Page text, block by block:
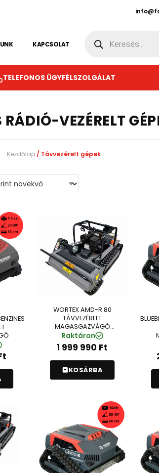
KAPCSOLAT search
TELEFONOS ÜGYFÉLSZOLGÁLAT
RÁDIÓ-VEZÉRELT
Kezdőlap / Távvezérelt gépek
WORTEX AMD-R 80
TÁVVEZÉRELT
MAGASGAZVÁGÓ
(SI2428500)
Raktáron
1 999 990 Ft
KOSÁRBA